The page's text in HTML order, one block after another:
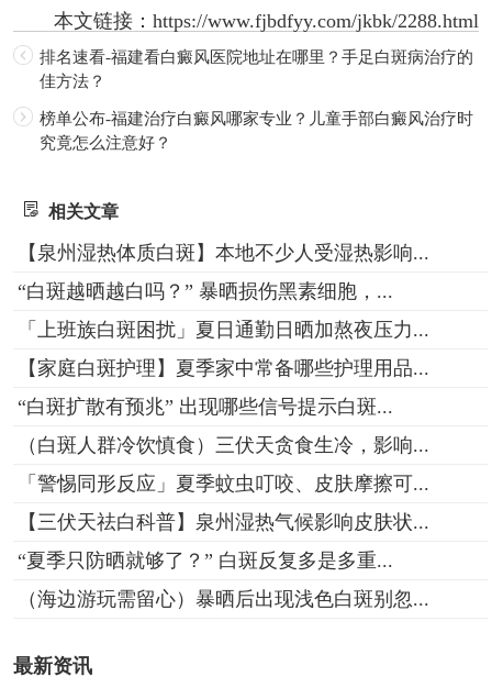
本文链接：https://www.fjbdfyy.com/jkbk/2288.html
排名速看-福建看白癜风医院地址在哪里？手足白斑病治疗的
佳方法？
榜单公布-福建治疗白癜风哪家专业？儿童手部白癜风治疗时
究竟怎么注意好？
相关文章
【泉州湿热体质白斑】本地不少人受湿热影响...
“白斑越晒越白吗？” 暴晒损伤黑素细胞，...
「上班族白斑困扰」夏日通勤日晒加熬夜压力...
【家庭白斑护理】夏季家中常备哪些护理用品...
“白斑扩散有预兆” 出现哪些信号提示白斑...
（白斑人群冷饮慎食）三伏天贪食生冷，影响...
「警惕同形反应」夏季蚊虫叮咬、皮肤摩擦可...
【三伏天祛白科普】泉州湿热气候影响皮肤状...
“夏季只防晒就够了？” 白斑反复多是多重...
（海边游玩需留心）暴晒后出现浅色白斑别忽...
最新资讯